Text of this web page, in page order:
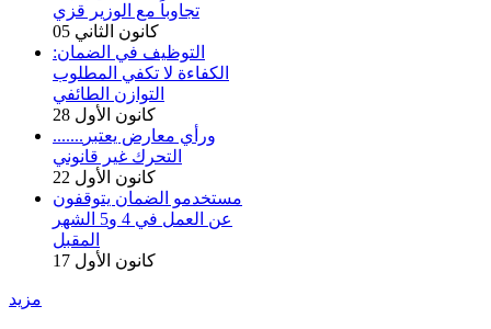
تجاوباً مع الوزير قزي
05 كانون الثاني
التوظيف في الضمان:
الكفاءة لا تكفي المطلوب
التوازن الطائفي
28 كانون الأول
.......ورأي معارض يعتبر
التحرك غير قانوني
22 كانون الأول
مستخدمو الضمان يتوقفون
عن العمل في 4 و5 الشهر
المقبل
17 كانون الأول
مزيد